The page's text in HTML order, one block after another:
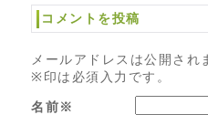
コメントを投稿
メールアドレスは公開され
※印は必須入力です。
名前※